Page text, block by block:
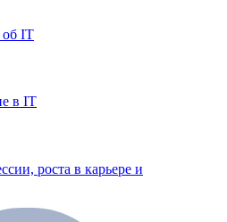
IT
в IT
роста в карьере и